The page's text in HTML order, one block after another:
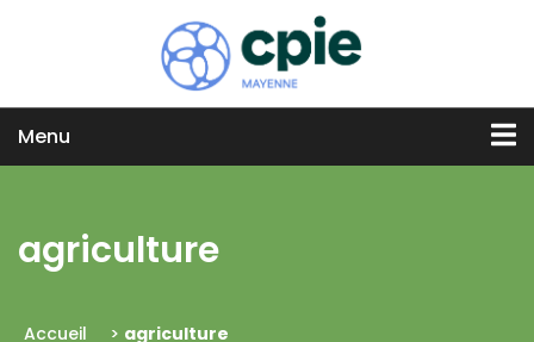
Menu
agriculture
Accueil > agriculture